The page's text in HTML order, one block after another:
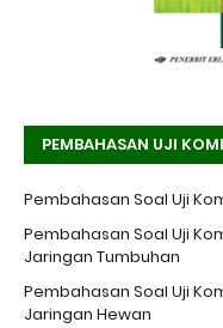
PEMBAHASAN UJI
Pembahasan Soal Uji
Pembahasan Soal Uji
Jaringan Tumbuhan
Pembahasan Soal Uji
Jaringan Hewan